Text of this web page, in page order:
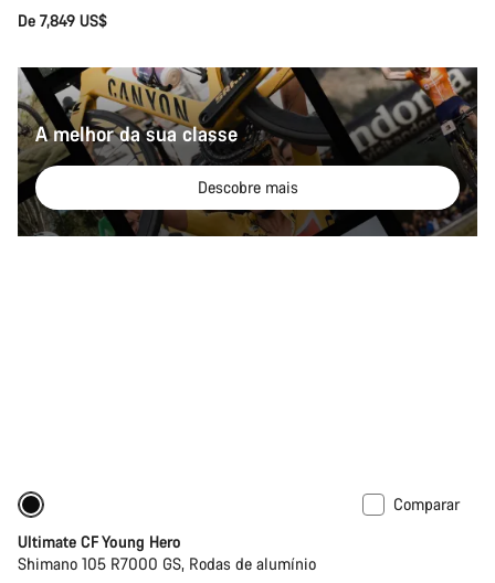
De 7,849 US$
A melhor da sua classe
Descobre mais
Comparar
Ultimate CF Young Hero
Shimano 105 R7000 GS, Rodas de alumínio